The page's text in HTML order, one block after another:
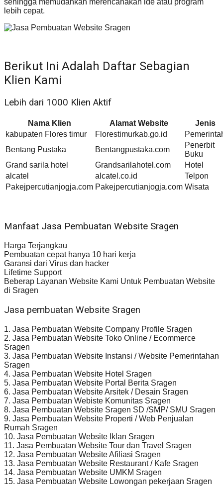
sehingga memudahkan merencanakan ide atau program
lebih cepat.
Berikut Ini Adalah Daftar Sebagian
Klien Kami
Lebih dari 1000 Klien Aktif
Nama Klien Alamat Website
Jenis
kabupaten Flores timur
Florestimurkab.go.id
Bentang Pustaka
Bentangpustaka.com
Penerbit
Buku
Grand sarila hotel
Grandsarilahotel.com
Hotel
alcatel
alcatel.co.id
Telpon
Pakejpercutianjogja.com Pakejpercutianjogja.com Wisata
Manfaat Jasa Pembuatan Website Sragen
Harga Terjangkau
Pembuatan cepat hanya 10 hari kerja
Garansi dari Virus dan hacker
Lifetime Support
Beberap Layanan Website Kami Untuk Pembuatan Website
di Sragen
Jasa pembuatan Website Sragen
1. Jasa Pembuatan Website Company Profile Sragen
2. Jasa Pembuatan Website Toko Online / Ecommerce
Sragen
3. Jasa Pembuatan Website Instansi / Website Pemerintahan
Sragen
4. Jasa Pembuatan Website Hotel Sragen
5. Jasa Pembuatan Website Portal Berita Sragen
6. Jasa Pembuatan Website Arsitek / Desain Sragen
7. Jasa Pembuatan Webiste Komunitas Sragen
8. Jasa Pembuatan Website Sragen SD /SMP/ SMU Sragen
9. Jasa Pembuatan Website Properti / Web Penjualan
Rumah Sragen
10. Jasa Pembuatan Website Iklan Sragen
11. Jasa Pembuatan Website Tour dan Travel Sragen
12. Jasa Pembuatan Website Afiliasi Sragen
13. Jasa Pembuatan Website Restaurant / Kafe Sragen
14. Jasa Pembuatan Website UMKM Sragen
15. Jasa Pembuatan Website Lowongan pekerjaan Sragen